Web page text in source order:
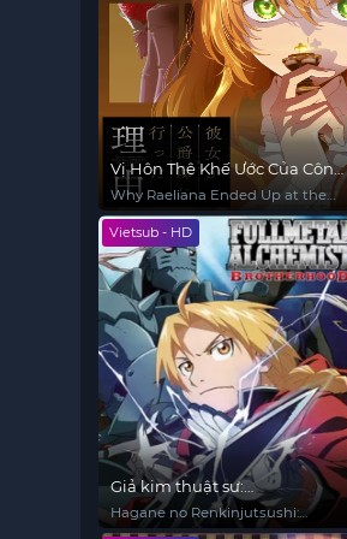
Vị Hôn Thê Khế Ước Của Công
Tước
Why Raeliana Ended Up at the
Duke's Mansion
Vietsub - HD
Giả kim thuật sư:
BROTHERHOOD
Hagane no Renkinjutsushi:
Fullmetal Alchemist Fullmetal